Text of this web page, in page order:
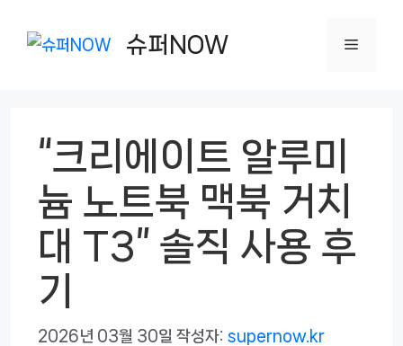
슈퍼NOW 메
“크리에이트 알루미
늄 노트북 맥북 거치
대 T3” 솔직 사용 후
기
2026년 03월 30일 작성자: supernow.kr